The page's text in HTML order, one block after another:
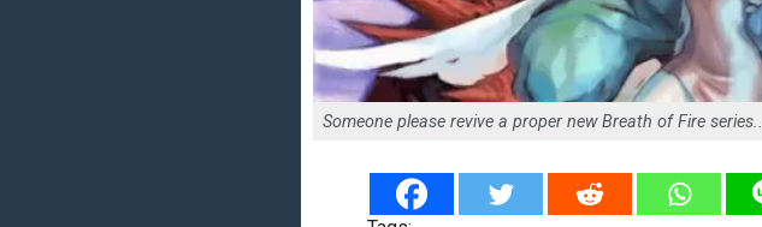
Someone please revive a proper new Breath of Fire series..